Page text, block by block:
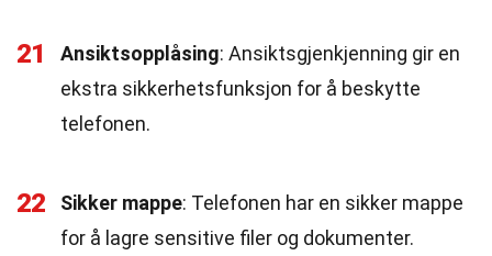
21 Ansiktsopplåsing: Ansiktsgjenkjenning gir en
ekstra sikkerhetsfunksjon for å beskytte
telefonen.
22 Sikker mappe: Telefonen har en sikker mappe
for å lagre sensitive filer og dokumenter.